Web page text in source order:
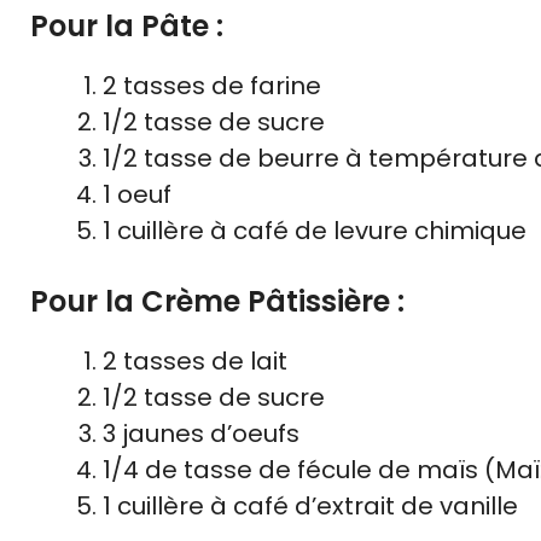
Pour la Pâte :
2 tasses de farine
1/2 tasse de sucre
1/2 tasse de beurre à température
1 oeuf
1 cuillère à café de levure chimique
Pour la Crème Pâtissière :
2 tasses de lait
1/2 tasse de sucre
3 jaunes d’oeufs
1/4 de tasse de fécule de maïs
1 cuillère à café d’extrait de vanille